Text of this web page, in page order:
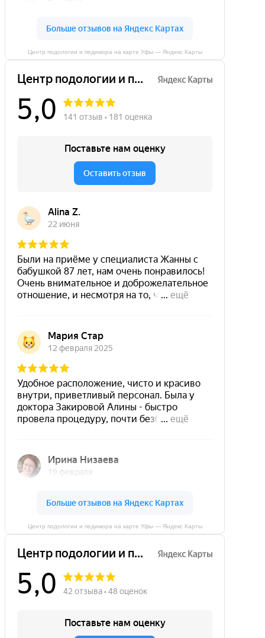
Центр подологии и педикюра на карте Уфы — Яндекс Карты
Центр подологии и педикюра на карте Уфы — Яндекс Карты